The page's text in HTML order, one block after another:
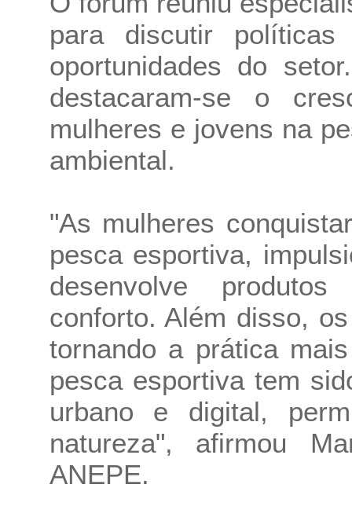
para discutir políticas
oportunidades do
destacaram-se o
mulheres e jovens na
ambiental.
"As mulheres
pesca esportiva,
desenvolve
conforto. Além disso,
tornando a prática
pesca esportiva tem
urbano e digital,
natureza", afirmou
ANEPE.